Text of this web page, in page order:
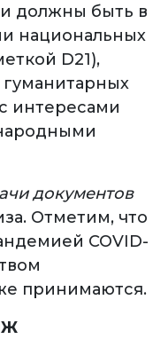
должны быть в
национальных
D21),
интересами
документов
Отметим, что
COVID-
принимаются.